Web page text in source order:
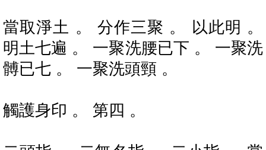
當取淨土 。 分作三聚 。 以此明 。
明土七遍 。 一聚洗腰已下 。 一聚洗
髆已七 。 一聚洗頭頸 。
觸護身印 。 第四 。